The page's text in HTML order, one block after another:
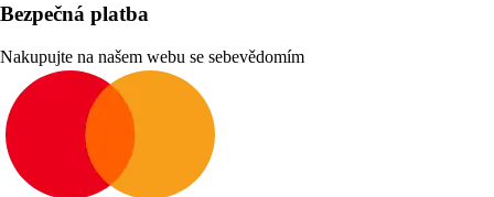
Bezpečná platba
Nakupujte na našem webu se sebevědomím